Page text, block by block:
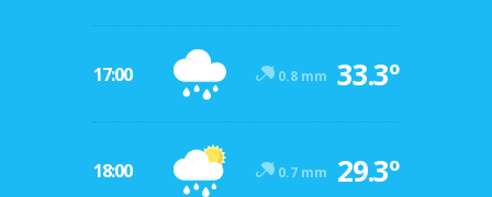
17:00 0.8 mm 33.3º
18:00 0.7 mm 29.3º